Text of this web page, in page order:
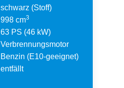
schwarz (Stoff)
998 cm3
63 PS (46 kW)
Verbrennungsmotor
Benzin (E10-geeignet)
entfällt